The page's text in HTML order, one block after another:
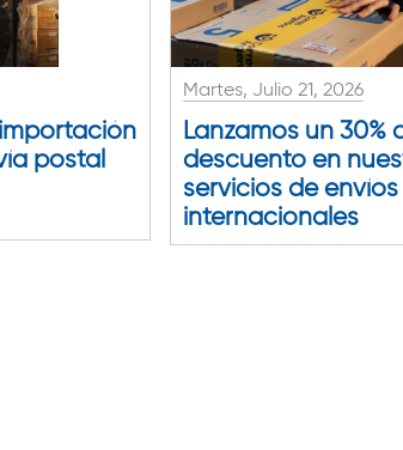
postal
Martes, Julio 21, 2026
Lanzamos un 30%
descuento en
servicios de envíos
internacionales